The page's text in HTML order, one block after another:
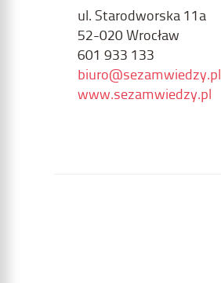
ul. Starodworska 11a
52-020 Wrocław
601 933 133
biuro@sezamwiedzy.pl
www.sezamwiedzy.pl